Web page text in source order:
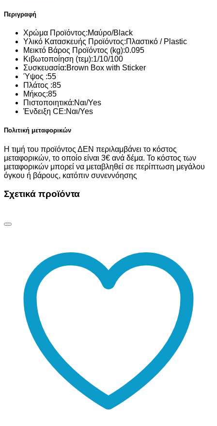
Περιγραφή
Χρώμα Προϊόντος:Μαύρο/Black
Υλικό Κατασκευής Προϊόντος:Πλαστικό / Plastic
Μεικτό Βάρος Προϊόντος (kg):0.095
Κιβωτοποίηση (τεμ):1/10/100
Συσκευασία:Brown Box with Sticker
Ύψος :55
Πλάτος :85
Μήκος:85
Πιστοποιητικά:Ναι/Yes
Ένδειξη CE:Ναι/Yes
Πολιτική μεταφορικών
Η τιμή του προϊόντος ΔΕΝ περιλαμβάνει το κόστος
μεταφορικών, το οποίο είναι 3€ ανά δέμα. Το κόστος των
μεταφορικών μπορεί να μεταβληθεί σε περίπτωση μεγάλου
όγκου ή βάρους, κατόπιν συνεννόησης
Σχετικά προϊόντα